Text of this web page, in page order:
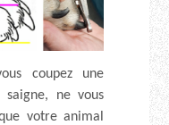
coupez une
ne vous
votre animal